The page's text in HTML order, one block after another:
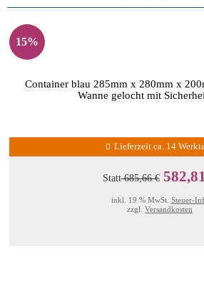
15%
Container blau 285mm x 280mm x
Wanne gelocht mit
Lieferzeit ca. 14
Statt685,66 €
inkl. 19 % MwSt. Steuer-
zzgl. Versandkosten